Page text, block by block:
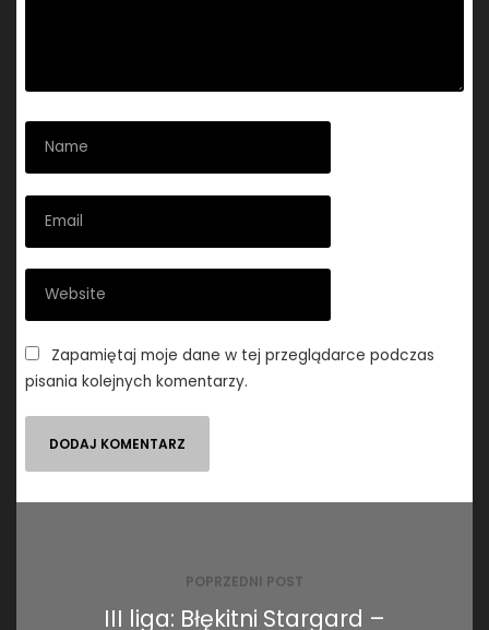
Zapamiętaj moje dane w tej przeglądarce podczas
pisania kolejnych komentarzy.
POPRZEDNI POST
III liga: Błękitni Stargard –